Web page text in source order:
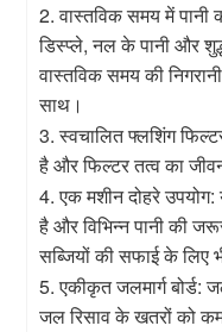
2. वास्तविक समय में पानी
डिस्प्ले, नल के पानी और
वास्तविक समय की
साथ।
3. स्वचालित फ्लशिंग
है और फिल्टर तत्व का
4. एक मशीन दोहरे
है और विभिन्न पानी की
सब्जियों की सफाई के लिए
5. एकीकृत जलमार्ग बोर्ड:
जल रिसाव के खतरों को